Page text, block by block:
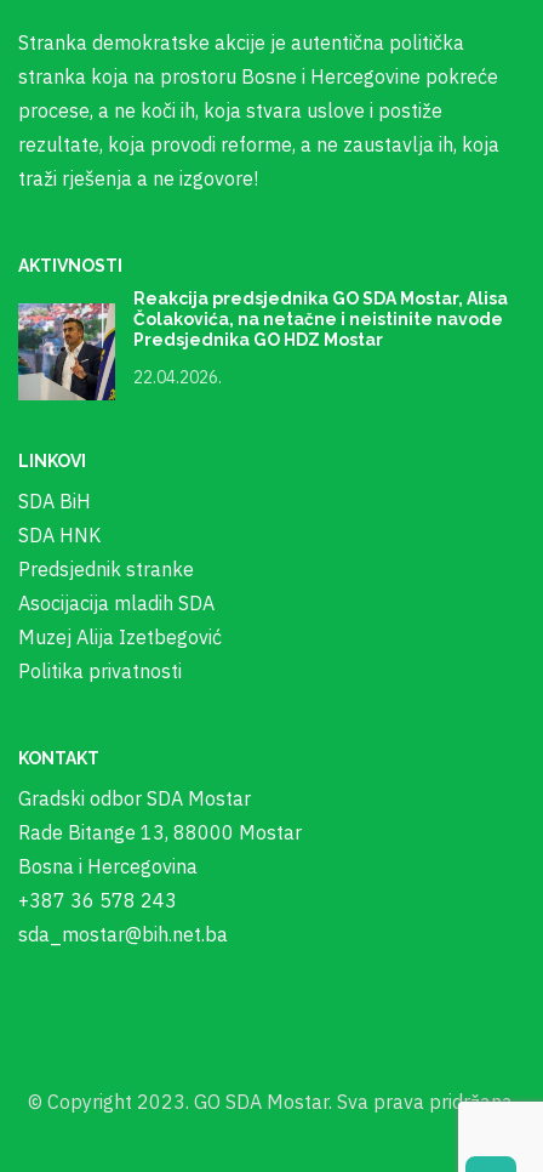
Stranka demokratske akcije je autentična politička
stranka koja na prostoru Bosne i Hercegovine pokreće
procese, a ne koči ih, koja stvara uslove i postiže
rezultate, koja provodi reforme, a ne zaustavlja ih, koja
traži rješenja a ne izgovore!
AKTIVNOSTI
Reakcija predsjednika GO SDA Mostar, Alisa
Čolakovića, na netačne i neistinite navode
Predsjednika GO HDZ Mostar
22.04.2026.
LINKOVI
SDA BiH
SDA HNK
Predsjednik stranke
Asocijacija mladih SDA
Muzej Alija Izetbegović
Politika privatnosti
KONTAKT
Gradski odbor SDA Mostar
Rade Bitange 13, 88000 Mostar
Bosna i Hercegovina
+387 36 578 243
sda_mostar@bih.net.ba
© Copyright 2023. GO SDA Mostar. Sva prava pridržana.